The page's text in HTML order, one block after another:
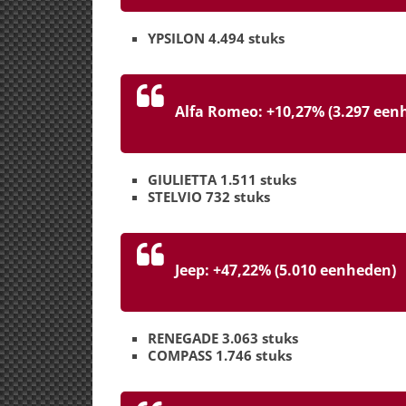
YPSILON 4.494 stuks
Alfa Romeo: +10,27% (3.297
GIULIETTA 1.511 stuks
STELVIO 732 stuks
Jeep: +47,22% (5.010 eenheden)
RENEGADE 3.063 stuks
COMPASS 1.746 stuks